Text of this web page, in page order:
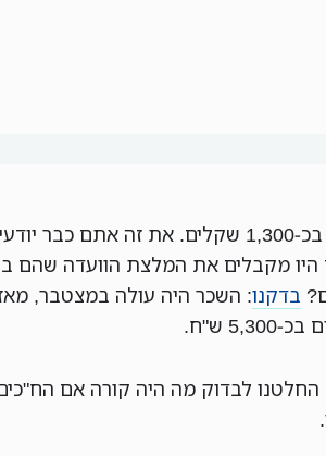
שכר הח"כים יעלה השבוע בכ-1,300 שקלים. את זה אתם
היו מקבלים את המלצת הוועדה שהם
בדקנו
לבדוק מה היה קורה אם